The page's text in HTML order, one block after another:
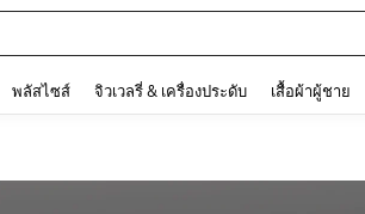
พลัสไซส์ จิวเวลรี่ & เครื่องประดับ เสื้อผ้าผู้ชาย